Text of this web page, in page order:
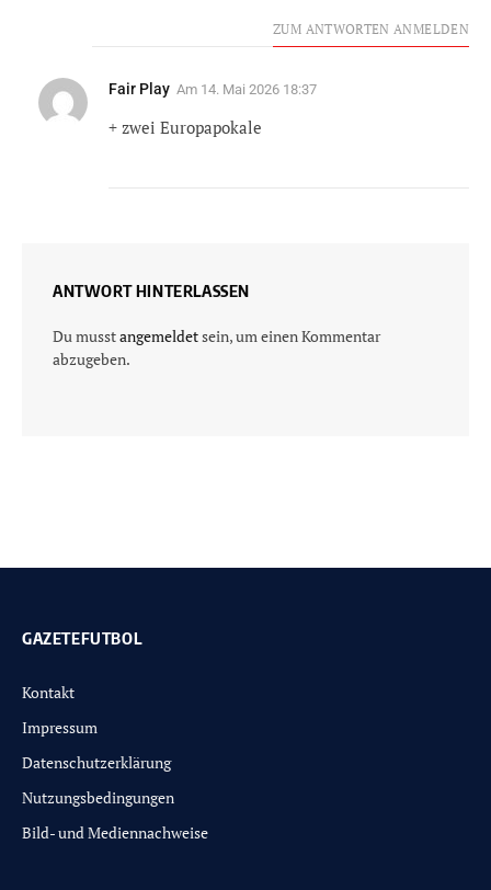
ZUM ANTWORTEN ANMELDEN
Fair Play Am 14. Mai 2026 18:37
+ zwei Europapokale
ANTWORT HINTERLASSEN
Du musstangemeldetsein, um einen Kommentar
abzugeben.
GAZETEFUTBOL
Kontakt
Impressum
Datenschutzerklärung
Nutzungsbedingungen
Bild- und Mediennachweise